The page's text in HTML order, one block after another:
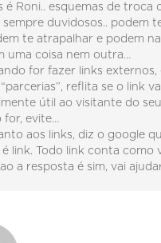
é Roni.. esquemas de troca
sempre duvidosos.. podem
te atrapalhar e podem
uma coisa nem outra…
for fazer links externos,
reflita se o link
útil ao visitante do
for, evite…
aos links, diz o google
é link. Todo link conta como
a resposta é sim, vai